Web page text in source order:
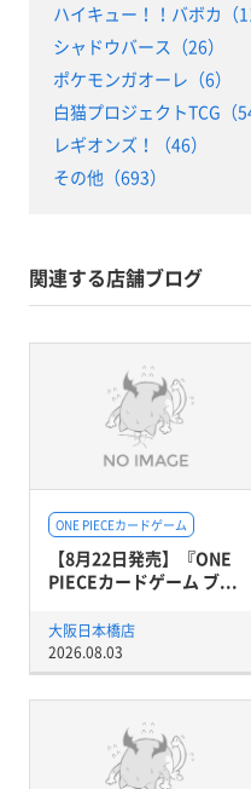
ハイキュー！！バボカ（
シャドウバース（26）
ポケモンガオーレ（6）
白猫プロジェクトTCG（
レギオンズ！（46）
その他（693）
関連する店舗ブログ
ONE PIECEカードゲーム
【8月22日発売】『ONE
PIECEカードゲーム ブ...
大阪日本橋店
2026.08.03